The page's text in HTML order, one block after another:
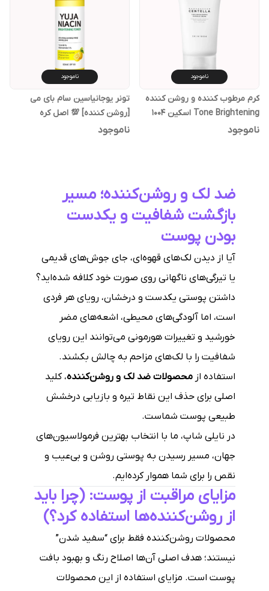
ناموجود
کرم مرطوب کننده و روشن کننده
Tone Brightening اسکین ۱۰۰۴
ناموجود
ناموجود
تونر یوجانیاسین سام بای می
[روشن کننده] 💯 اصل کره
ناموجود
ضد لک و روشن‌کننده؛ مسیر
بازگشت شفافیت و یکدست
بودن پوست
آیا از دیدن لک‌های قهوه‌ای، جای جوش‌های قدیمی
یا تیرگی‌های ناگهانی روی صورت خود کلافه شده‌اید؟
داشتن پوستی یکدست و درخشان، رویای هر فردی
است، اما آلودگی‌های محیطی، اشعه‌های مضر
خورشید و تغییرات هورمونی می‌توانند این رویای
شفافیت را با لک‌های مزاحم به چالش بکشند.
استفاده از محصولات ضد لک و روشن‌کننده، کلید
اصلی برای حذف این نقاط تیره و بازیابی درخشش
طبیعی پوست شماست.
در نایلی شاپ، ما با انتخاب بهترین فرمولاسیون‌های
جهان، مسیر رسیدن به پوستی روشن و بی‌عیب و
نقص را برای شما هموار کرده‌ایم.
مزایای مراقبت از پوست: (چرا باید
از روشن‌کننده‌ها استفاده کرد؟)
محصولات روشن‌کننده فقط برای “سفید شدن”
نیستند؛ هدف اصلی آن‌ها اصلاح رنگ و بهبود بافت
پوست است. مزایای استفاده از این محصولات